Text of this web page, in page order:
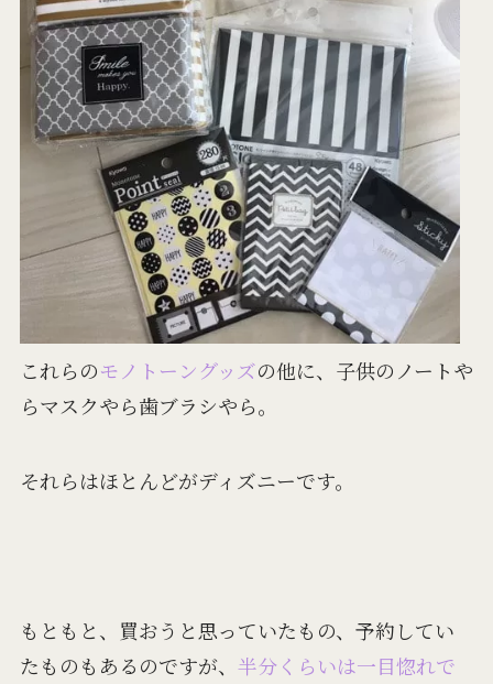
これらのモノトーングッズの他に、子供のノートや
らマスクやら歯ブラシやら。
それらはほとんどがディズニーです。
もともと、買おうと思っていたもの、予約してい
たものもあるのですが、 半分くらいは一目惚れで